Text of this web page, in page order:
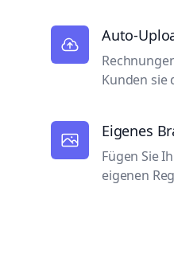
Auto-
Kunden
Eigenes
Fügen Sie
eigenen